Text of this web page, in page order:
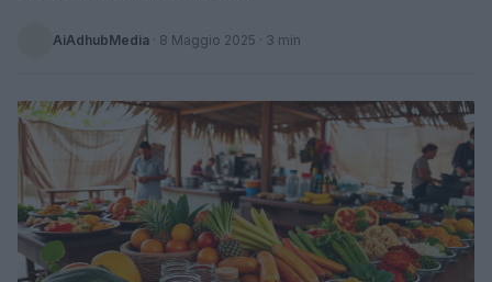
AiAdhubMedia · 8 Maggio 2025 · 3 min